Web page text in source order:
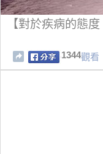
【對於疾病的態度
1344觀看